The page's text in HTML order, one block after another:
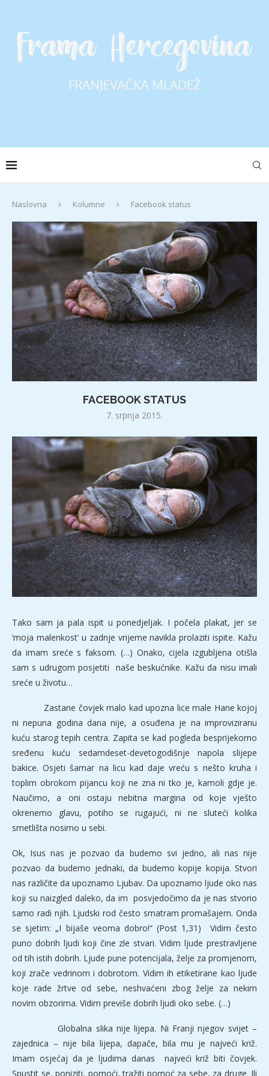
Naslovna Kolumne Facebook status
FACEBOOK STATUS
7. srpnja 2015.
Tako sam ja pala ispit u ponedjeljak. I počela plakat, jer se
‘moja malenkost’ u zadnje vrijeme navikla prolaziti ispite. Kažu
da imam sreće s faksom. (…) Onako, cijela izgubljena otišla
sam s udrugom posjetiti naše beskućnike. Kažu da nisu imali
sreće u životu…
Zastane čovjek malo kad upozna lice male Hane kojoj
ni nepuna godina dana nije, a osuđena je na improviziranu
kuću starog tepih centra. Zapita se kad pogleda besprijekorno
sređenu kuću sedamdeset-devetogodišnje napola slijepe
bakice. Osjeti šamar na licu kad daje vreću s nešto kruha i
toplim obrokom pijancu koji ne zna ni tko je, kamoli gdje je.
Naučimo, a oni ostaju nebitna margina od koje vješto
okrenemo glavu, potiho se rugajući, ni ne sluteći kolika
smetlišta nosimo u sebi.
Ok, Isus nas je pozvao da budemo svi jedno, ali nas nije
pozvao da budemo jednaki, da budemo kopije kopija. Stvori
nas različite da upoznamo Ljubav. Da upoznamo ljude oko nas
koji su naizgled daleko, da im posvjedočimo da je nas stvorio
samo radi njih. Ljudski rod često smatram promašajem. Onda
se sjetim: „I bijaše veoma dobro!“ (Post 1,31) Vidim često
puno dobrih ljudi koji čine zle stvari. Vidim ljude prestravljene
od tih istih dobrih. Ljude pune potencijala, želje za promjenom,
koji zrače vedrinom i dobrotom. Vidim ih etiketirane kao ljude
koje rade žrtve od sebe, neshvaćeni zbog želje za nekim
novim obzorima. Vidim previše dobrih ljudi oko sebe. (…)
Globalna slika nije lijepa. Ni Franji njegov svijet –
zajednica – nije bila lijepa, dapače, bila mu je najveći križ.
Imam osjećaj da je ljudima danas najveći križ biti čovjek.
Spustit se, poniziti, pomoći, tražiti pomoć za sebe, za druge. Ili